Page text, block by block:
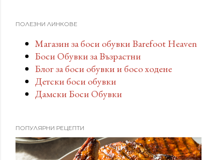
ПОЛЕЗНИ ЛИНКОВЕ
Магазин за боси обувки Barefoot Heaven
Боси Обувки за Възрастни
Блог за боси обувки и босо ходене
Детски боси обувки
Дамски Боси Обувки
ПОПУЛЯРНИ РЕЦЕПТИ